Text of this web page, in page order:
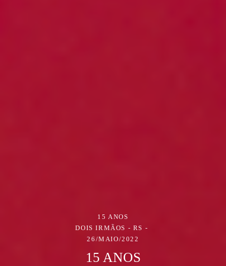
15 ANOS
DOIS IRMÃOS - RS
26/MAIO/2022
15 ANOS